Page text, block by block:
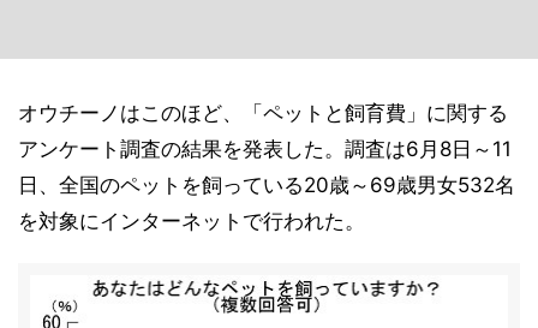
オウチーノはこのほど、「ペットと飼育費」に関する
アンケート調査の結果を発表した。調査は6月8日～11
日、全国のペットを飼っている20歳～69歳男女532名
を対象にインターネットで行われた。